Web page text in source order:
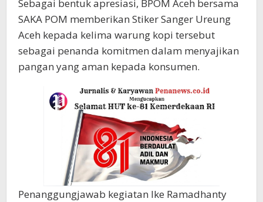
Sebagai bentuk apresiasi, BPOM Aceh bersama
SAKA POM memberikan Stiker Sanger Ureung
Aceh kepada kelima warung kopi tersebut
sebagai penanda komitmen dalam menyajikan
pangan yang aman kepada konsumen.
Penanggungjawab kegiatan Ike Ramadhanty